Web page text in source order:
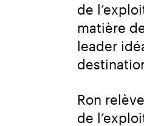
de
matière
leader
Ron
de